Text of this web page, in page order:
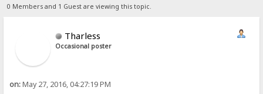
0 Members and 1 Guest are viewing this topic.
Tharless
Occasional poster
on:May 27, 2016, 04:27:19 PM